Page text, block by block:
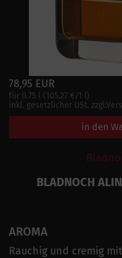
78,95 EUR
für 0.75 l (105,27 €/1 l)
inkl. gesetzlicher USt.
in den
BLADNOCH
AROMA
Rauchig und cremig